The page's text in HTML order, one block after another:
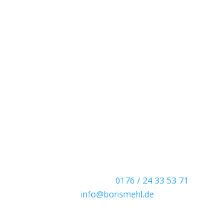
Telefon:0176 / 24 33 53 71
info@borismehl.de